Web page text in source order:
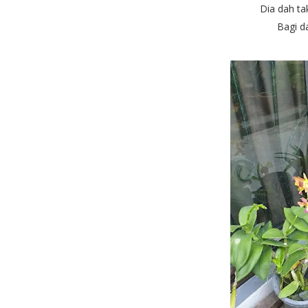
Dia dah
Bagi